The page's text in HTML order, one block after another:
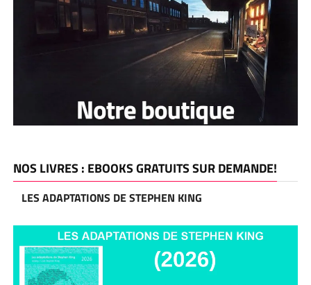
NOS LIVRES : EBOOKS GRATUITS SUR DEMANDE!
LES ADAPTATIONS DE STEPHEN KING